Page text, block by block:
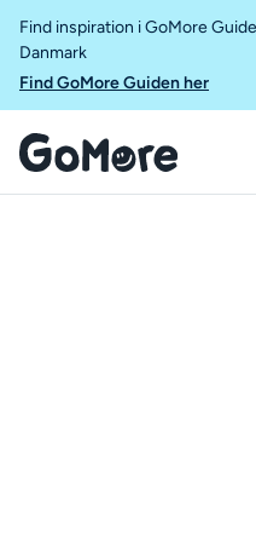
Find inspiration i GoMore
Danmark
Find GoMore Guiden her